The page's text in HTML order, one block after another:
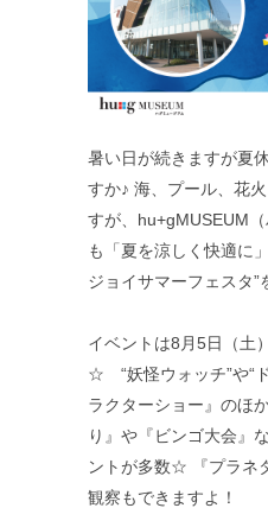
暑い日が続きますが夏
すか♪ 海、プール、花
すが、hu+gMUSEUM
も「夏を涼しく快適に
ジョイサマーフェスタ”
イベントは8月5日（土
☆ “妖怪ウォッチ”や“
ラクターショー』のほ
り』や『ビンゴ大会』
ントが多数☆ 『プラネ
観察もできますよ！